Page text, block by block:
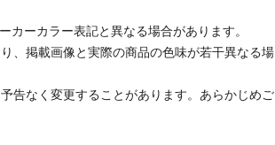
ーカラー表記と異なる場合があります。
、掲載画像と実際の商品の色味が若干異なる場
告なく変更することがあります。あらかじめご